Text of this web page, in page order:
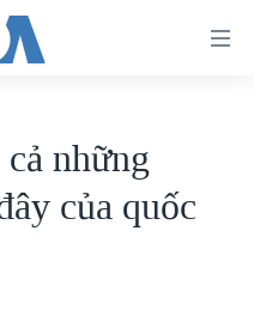
những
của quốc